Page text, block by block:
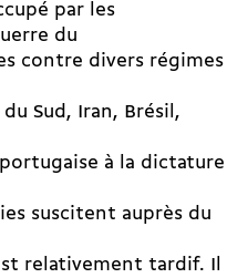
par les
du
contre divers régimes
Sud, Iran, Brésil,
à la dictature
suscitent auprès du
relativement tardif. Il